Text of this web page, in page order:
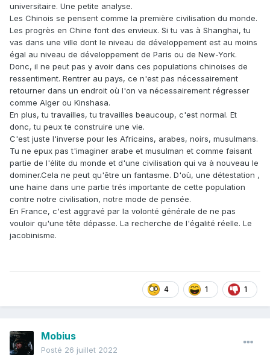
universitaire. Une petite analyse.
Les Chinois se pensent comme la première civilisation du monde.
Les progrès en Chine font des envieux. Si tu vas à Shanghai, tu
vas dans une ville dont le niveau de développement est au moins
égal au niveau de développement de Paris ou de New-York.
Donc, il ne peut pas y avoir dans ces populations chinoises de
ressentiment. Rentrer au pays, ce n'est pas nécessairement
retourner dans un endroit où l'on va nécessairement régresser
comme Alger ou Kinshasa.
En plus, tu travailles, tu travailles beaucoup, c'est normal. Et
donc, tu peux te construire une vie.
C'est juste l'inverse pour les Africains, arabes, noirs, musulmans.
Tu ne epux pas t'imaginer arabe et musulman et comme faisant
partie de l'élite du monde et d'une civilisation qui va à nouveau le
dominer.Cela ne peut qu'être un fantasme. D'où, une détestation ,
une haine dans une partie trés importante de cette population
contre notre civilisation, notre mode de pensée.
En France, c'est aggravé par la volonté générale de ne pas
vouloir qu'une tête dépasse. La recherche de l'égalité réelle. Le
jacobinisme.
4 1 1
Mobius
Posté 26 juillet 2022